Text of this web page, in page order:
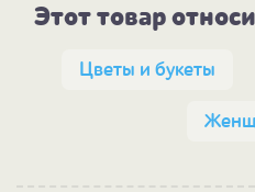
Этот товар
Цветы и букеты